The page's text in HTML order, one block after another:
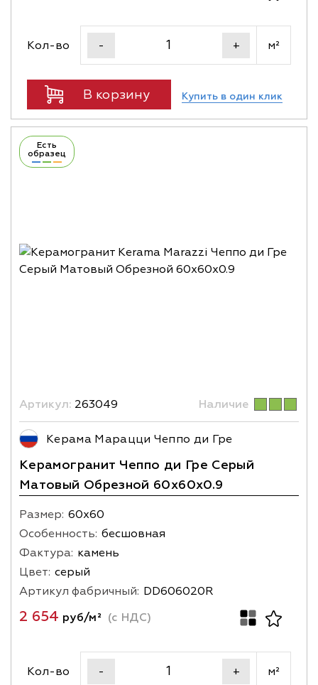
Кол-во - + м²
В корзину Купить в один клик
Есть
образец
Артикул: 263049 Наличие
Керама Марацци Чеппо ди Гре
Керамогранит Чеппо ди Гре Серый
Матовый Обрезной 60x60x0.9
Размер: 60х60
Особенность: бесшовная
Фактура: камень
Цвет: серый
Артикул фабричный: DD606020R
2 654 руб/м² (с НДС)
Кол-во - + м²